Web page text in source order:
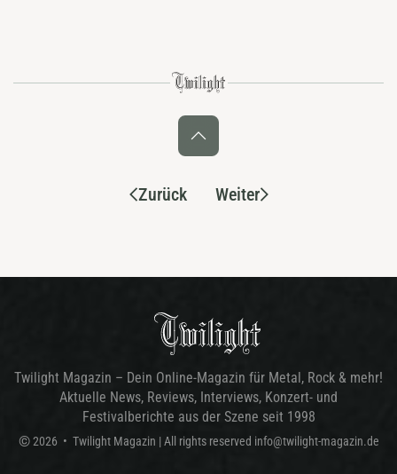
Zurück Weiter
Twilight Magazin – Dein Online-Magazin für Metal, Rock & mehr!
Aktuelle News, Reviews, Interviews, Konzert- und
Festivalberichte aus der Szene seit 1998
© 2026 • Twilight Magazin | All rights reserved info@twilight-magazin.de